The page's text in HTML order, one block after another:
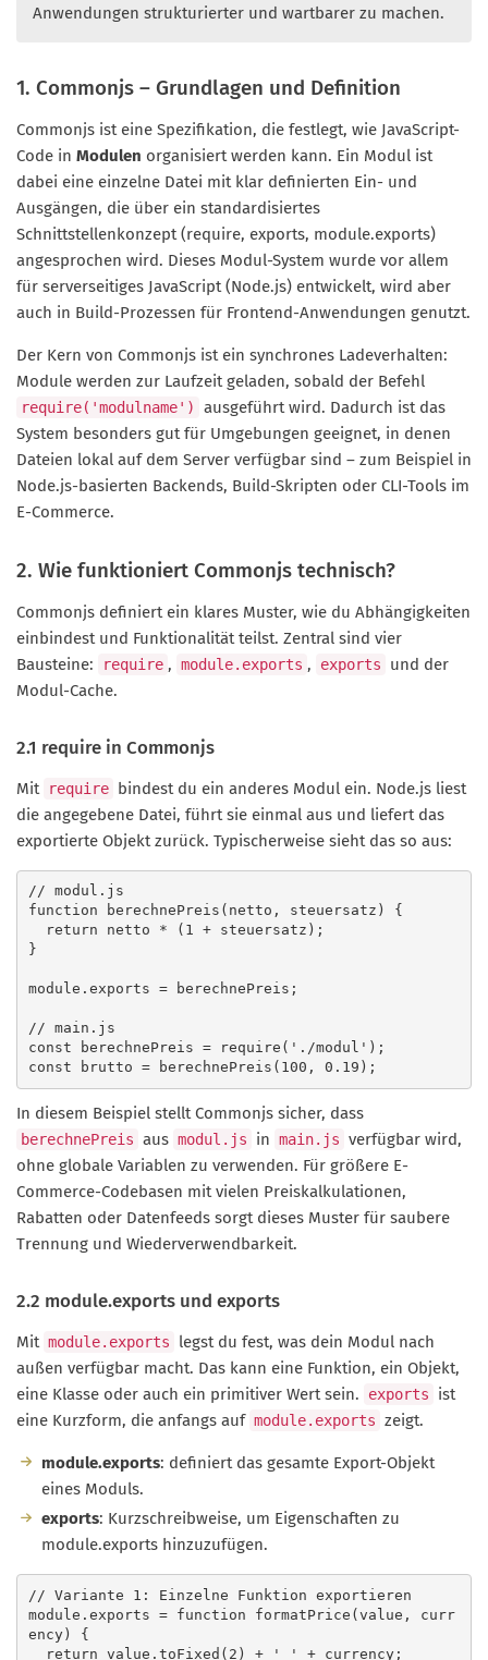
Anwendungen strukturierter und wartbarer zu machen.
1. Commonjs – Grundlagen und Definition
Commonjs ist eine Spezifikation, die festlegt, wie JavaScript-
Code in Modulen organisiert werden kann. Ein Modul ist
dabei eine einzelne Datei mit klar definierten Ein- und
Ausgängen, die über ein standardisiertes
Schnittstellenkonzept (require, exports, module.exports)
angesprochen wird. Dieses Modul-System wurde vor allem
für serverseitiges JavaScript (Node.js) entwickelt, wird aber
auch in Build-Prozessen für Frontend-Anwendungen genutzt.
Der Kern von Commonjs ist ein synchrones Ladeverhalten:
Module werden zur Laufzeit geladen, sobald der Befehl
require('modulname')
ausgeführt wird. Dadurch ist das
System besonders gut für Umgebungen geeignet, in denen
Dateien lokal auf dem Server verfügbar sind – zum Beispiel in
Node.js-basierten Backends, Build-Skripten oder CLI-Tools im
E-Commerce.
2. Wie funktioniert Commonjs technisch?
Commonjs definiert ein klares Muster, wie du Abhängigkeiten
einbindest und Funktionalität teilst. Zentral sind vier
Bausteine:
require , module.exports , exports
und der
Modul-Cache.
2.1 require in Commonjs
Mit require bindest du ein anderes Modul ein. Node.js liest
die angegebene Datei, führt sie einmal aus und liefert das
exportierte Objekt zurück. Typischerweise sieht das so aus:
// modul.js
function berechnePreis(netto, steuersatz) {
}
module.exports = berechnePreis;
// main.js
const berechnePreis = require('./modul');
const brutto = berechnePreis(100, 0.19);
In diesem Beispiel stellt Commonjs sicher, dass
berechnePreis aus modul.js in main.js verfügbar wird,
ohne globale Variablen zu verwenden. Für größere E-
Commerce-Codebasen mit vielen Preiskalkulationen,
Rabatten oder Datenfeeds sorgt dieses Muster für saubere
Trennung und Wiederverwendbarkeit.
2.2 module.exports und exports
Mit module.exports
legst du fest, was dein Modul nach
außen verfügbar macht. Das kann eine Funktion, ein Objekt,
eine Klasse oder auch ein primitiver Wert sein.
exports
ist
eine Kurzform, die anfangs auf module.exports zeigt.
module.exports: definiert das gesamte Export-Objekt
eines Moduls.
exports: Kurzschreibweise, um Eigenschaften zu
module.exports hinzuzufügen.
// Variante 1: Einzelne Funktion exportieren
module.exports = function formatPrice(value, curr
ency) {